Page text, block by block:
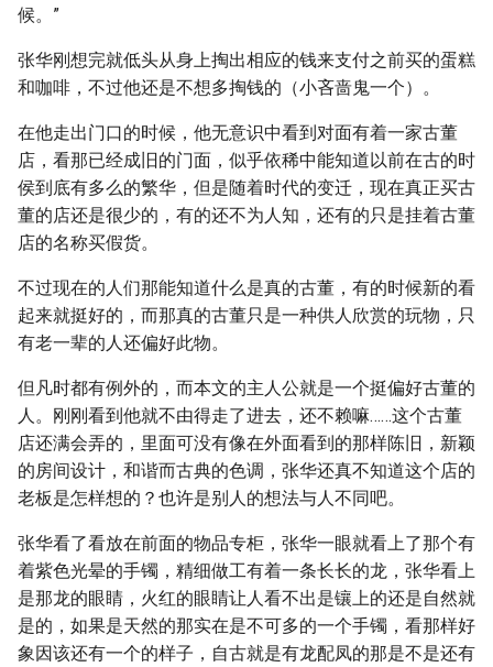
候。”
张华刚想完就低头从身上掏出相应的钱来支付之前买的蛋糕
和咖啡，不过他还是不想多掏钱的（小吝啬鬼一个）。
在他走出门口的时候，他无意识中看到对面有着一家古董
店，看那已经成旧的门面，似乎依稀中能知道以前在古的时
侯到底有多么的繁华，但是随着时代的变迁，现在真正买古
董的店还是很少的，有的还不为人知，还有的只是挂着古董
店的名称买假货。
不过现在的人们那能知道什么是真的古董，有的时候新的看
起来就挺好的，而那真的古董只是一种供人欣赏的玩物，只
有老一辈的人还偏好此物。
但凡时都有例外的，而本文的主人公就是一个挺偏好古董的
人。刚刚看到他就不由得走了进去，还不赖嘛……这个古董
店还满会弄的，里面可没有像在外面看到的那样陈旧，新颖
的房间设计，和谐而古典的色调，张华还真不知道这个店的
老板是怎样想的？也许是别人的想法与人不同吧。
张华看了看放在前面的物品专柜，张华一眼就看上了那个有
着紫色光晕的手镯，精细做工有着一条长长的龙，张华看上
是那龙的眼睛，火红的眼睛让人看不出是镶上的还是自然就
是的，如果是天然的那实在是不可多的一个手镯，看那样好
象因该还有一个的样子，自古就是有龙配凤的那是不是还有